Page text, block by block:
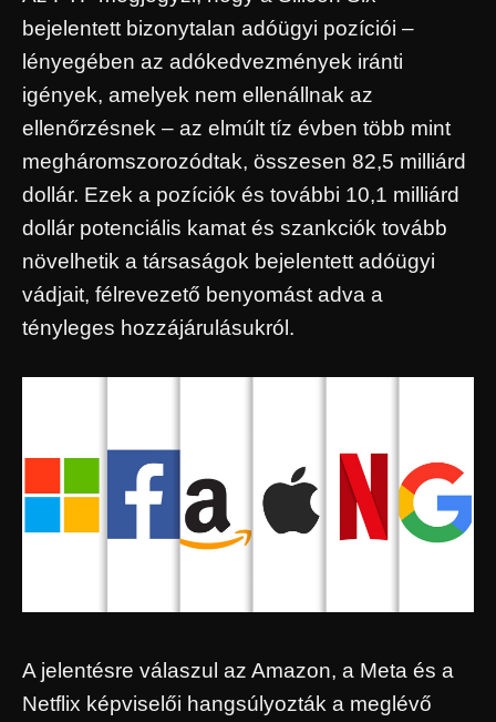
bejelentett bizonytalan adóügyi pozíciói –
lényegében az adókedvezmények iránti
igények, amelyek nem ellenállnak az
ellenőrzésnek – az elmúlt tíz évben több mint
megháromszorozódtak, összesen 82,5 milliárd
dollár. Ezek a pozíciók és további 10,1 milliárd
dollár potenciális kamat és szankciók tovább
növelhetik a társaságok bejelentett adóügyi
vádjait, félrevezető benyomást adva a
tényleges hozzájárulásukról.
A jelentésre válaszul az Amazon, a Meta és a
Netflix képviselői hangsúlyozták a meglévő